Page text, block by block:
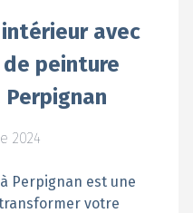
avec
peinture
2024
Perpignan est une
votre